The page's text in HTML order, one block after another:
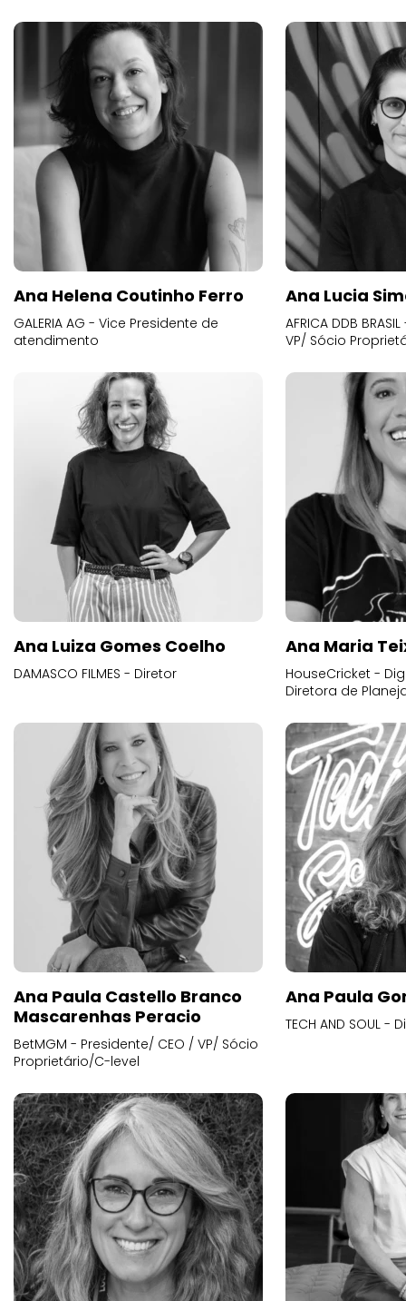
Ana Helena Coutinho Ferro
GALERIA AG - Vice Presidente de
atendimento
Ana Lucia
AFRICA DDB
VP/ Sócio
Ana Luiza Gomes Coelho
DAMASCO FILMES - Diretor
Ana Maria
HouseCricket -
Diretora de
Ana Paula Castello Branco
Mascarenhas Peracio
BetMGM - Presidente/ CEO / VP/ Sócio
Proprietário/C-level
Ana Paula
TECH AND SOUL